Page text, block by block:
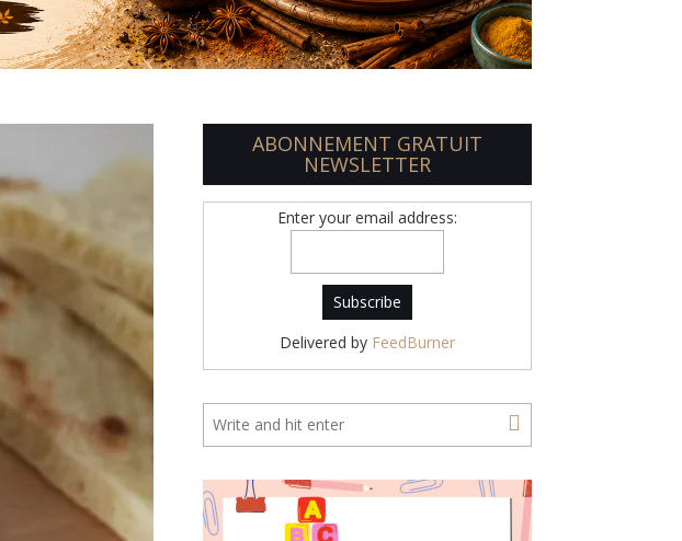
ABONNEMENT GRATUIT
NEWSLETTER
Enter your email address:
Delivered by FeedBurner